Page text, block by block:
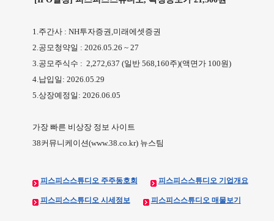
1.주간사 : NH투자증권,미래에셋증권
2.공모청약일 : 2026.05.26 ~ 27
3.공모주식수 : 2,272,637 (일반 568,160주)(액면가 100원)
4.납입일: 2026.05.29
5.상장예정일: 2026.06.05
가장 빠른 비상장 정보 사이트
38커뮤니케이션(www.38.co.kr) 뉴스팀
피스피스스튜디오 주주동호회 피스피스스튜디오 기업개요
피스피스스튜디오 시세정보 피스피스스튜디오 매물보기